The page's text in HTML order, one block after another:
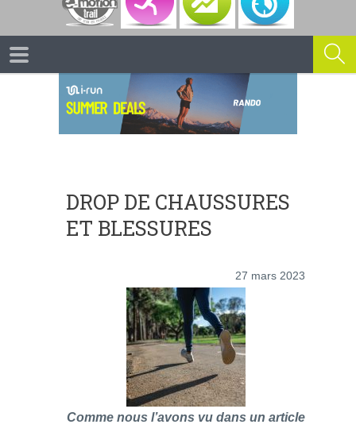
DROP DE CHAUSSURES
ET BLESSURES
27 mars 2023
Comme nous l’avons vu dans un article